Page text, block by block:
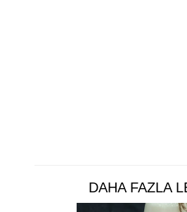
DAHA FAZLA